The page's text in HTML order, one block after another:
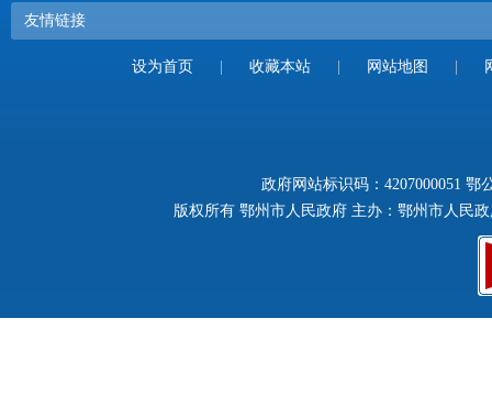
友情链接
设为首页 收藏本站 网站地图
政府网站标识码：4207000051 鄂
版权所有 鄂州市人民政府 主办：鄂州市人民